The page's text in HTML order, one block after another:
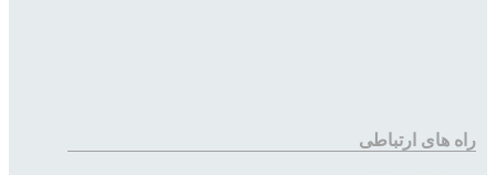
راه های ارتباطی